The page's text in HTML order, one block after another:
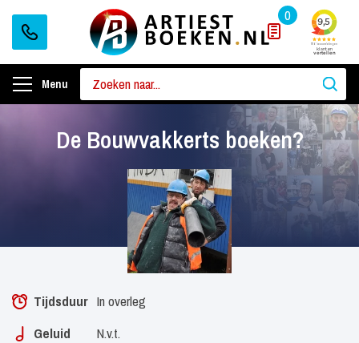
0
Menu
De Bouwvakkerts boeken?
Tijdsduur In overleg
Geluid
N.v.t.